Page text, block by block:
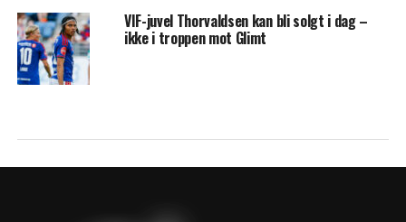
VIF-juvel Thorvaldsen kan bli solgt i dag –
ikke i troppen mot Glimt